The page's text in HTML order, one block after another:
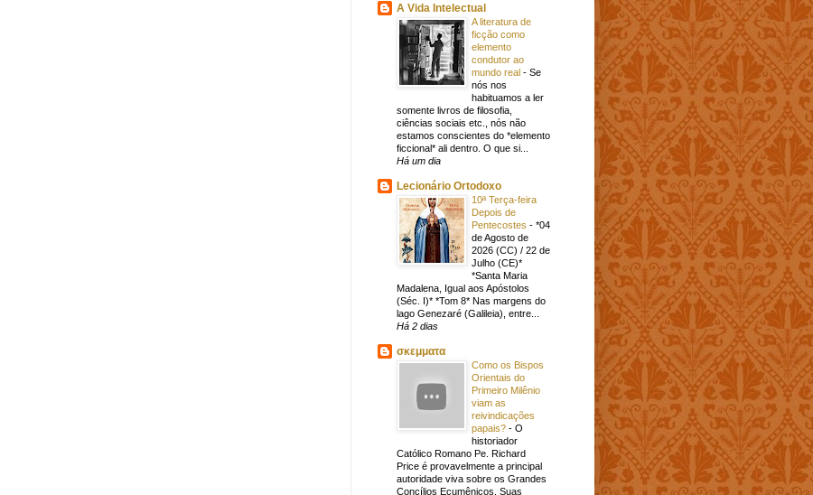
A Vida Intelectual
A literatura de
ficção como
elemento
condutor ao
mundo real - Se
nós nos
habituamos a ler
somente livros de filosofia,
ciências sociais etc., nós não
estamos conscientes do *elemento
ficcional* ali dentro. O que si...
Há um dia
Lecionário Ortodoxo
10ª Terça-feira
Depois de
Pentecostes - *04
de Agosto de
2026 (CC) / 22 de
Julho (CE)*
*Santa Maria
Madalena, Igual aos Apóstolos
(Séc. I)* *Tom 8* Nas margens do
lago Genezaré (Galileia), entre...
Há 2 dias
σκεμματα
Como os Bispos
Orientais do
Primeiro Milênio
viam as
reivindicações
papais? - O
historiador
Católico Romano Pe. Richard
Price é provavelmente a principal
autoridade viva sobre os Grandes
Concílios Ecumênicos. Suas